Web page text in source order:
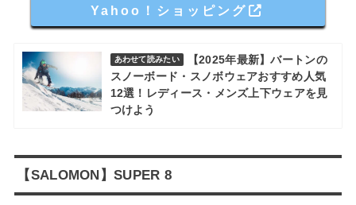
Yahoo！ショッピング
あわせて読みたい
【2025年最新】バートンの
スノーボード・スノボウェアおすすめ人気
12選！レディース・メンズ上下ウェアを見
つけよう
【SALOMON】SUPER 8